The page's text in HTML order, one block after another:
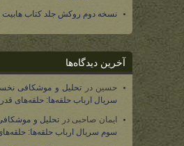
نسخه دوم روکش جلد کتاب هابیت
آخرین دیدگاه‌ها
حسین در تحلیل و موشکافی
سریال ارباب حلقه‌ها: حلقه‌های
ایمان صاحبی در تحلیل و
سوم سریال ارباب حلقه‌ها: